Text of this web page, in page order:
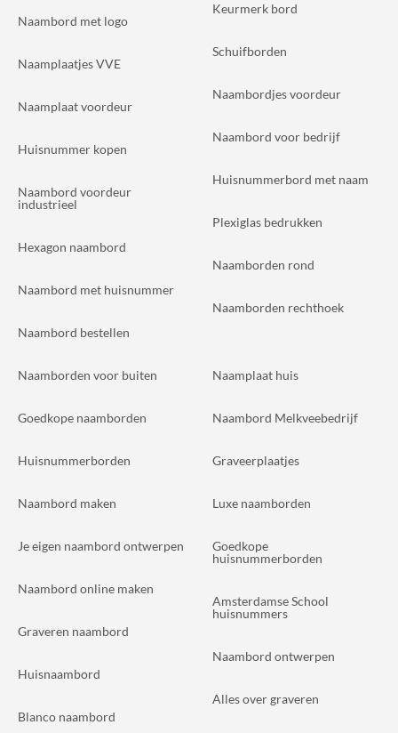
Naambord met logo
Naamplaatjes VVE
Naamplaat voordeur
Huisnummer kopen
Naambord voordeur
industrieel
Hexagon naambord
Naambord met huisnummer
Naambord bestellen
Keurmerk bord
Schuifborden
Naambordjes voordeur
Naambord voor bedrijf
Huisnummerbord met naam
Plexiglas bedrukken
Naamborden rond
Naamborden rechthoek
Naamborden voor buiten
Goedkope naamborden
Huisnummerborden
Naambord maken
Je eigen naambord ontwerpen
Naambord online maken
Graveren naambord
Huisnaambord
Blanco naambord
Naamplaat huis
Naambord Melkveebedrijf
Graveerplaatjes
Luxe naamborden
Goedkope
huisnummerborden
Amsterdamse School
huisnummers
Naambord ontwerpen
Alles over graveren